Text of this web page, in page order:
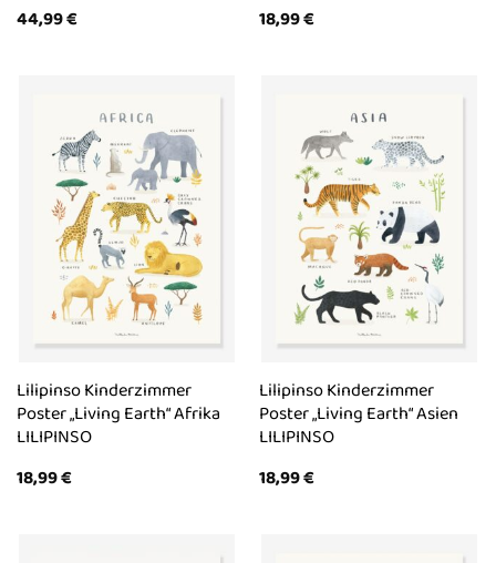
44,99€ 18,99€
Lilipinso Kinderzimmer
Poster „Living Earth“ Afrika
LILIPINSO
18,99€
Lilipinso Kinderzimmer
Poster „Living Earth“ Asien
LILIPINSO
18,99€